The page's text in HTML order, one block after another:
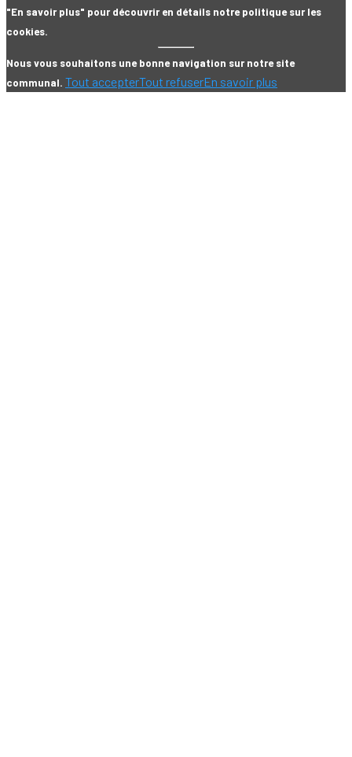
"En savoir plus" pour découvrir en détails notre politique sur les
cookies.
Nous vous souhaitons une bonne navigation sur notre site
communal. Tout accepterTout refuserEn savoir plus